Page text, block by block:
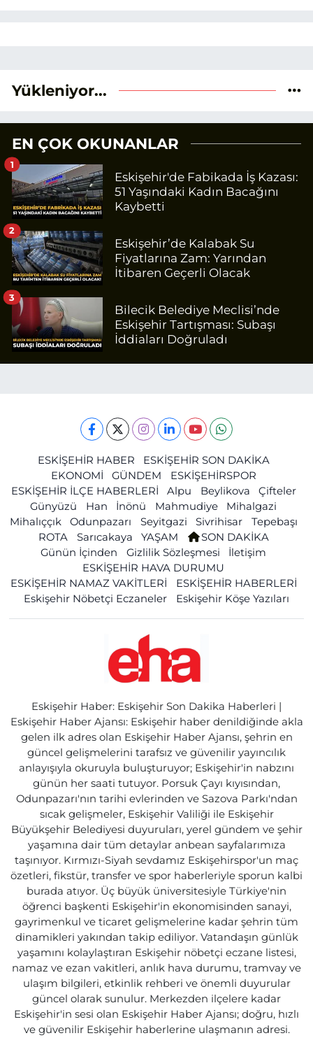
Yükleniyor...
EN ÇOK OKUNANLAR
Eskişehir'de Fabikada İş Kazası:
51 Yaşındaki Kadın Bacağını
Kaybetti
1
Eskişehir’de Kalabak Su
Fiyatlarına Zam: Yarından
İtibaren Geçerli Olacak
2
Bilecik Belediye Meclisi’nde
Eskişehir Tartışması: Subaşı
İddiaları Doğruladı
3
ESKİŞEHİR HABER
ESKİŞEHİR SON DAKİKA
EKONOMİ
GÜNDEM
ESKİŞEHİRSPOR
ESKİŞEHİR İLÇE HABERLERİ
Alpu Beylikova
Çifteler
Günyüzü
Han İnönü Mahmudiye
Mihalgazi
Mihalıççık
Odunpazarı Seyitgazi Sivrihisar
Tepebaşı
ROTA
Sarıcakaya YAŞAM
SON DAKİKA
Günün İçinden
Gizlilik Sözleşmesi
İletişim
ESKİŞEHİR HAVA DURUMU
ESKİŞEHİR NAMAZ VAKİTLERİ
ESKİŞEHİR HABERLERİ
Eskişehir Nöbetçi Eczaneler
Eskişehir Köşe Yazıları
Eskişehir Haber: Eskişehir Son Dakika Haberleri |
Eskişehir Haber Ajansı: Eskişehir haber denildiğinde akla
gelen ilk adres olan Eskişehir Haber Ajansı, şehrin en
güncel gelişmelerini tarafsız ve güvenilir yayıncılık
anlayışıyla okuruyla buluşturuyor; Eskişehir'in nabzını
günün her saati tutuyor. Porsuk Çayı kıyısından,
Odunpazarı'nın tarihi evlerinden ve Sazova Parkı'ndan
sıcak gelişmeler, Eskişehir Valiliği ile Eskişehir
Büyükşehir Belediyesi duyuruları, yerel gündem ve şehir
yaşamına dair tüm detaylar anbean sayfalarımıza
taşınıyor. Kırmızı-Siyah sevdamız Eskişehirspor'un maç
özetleri, fikstür, transfer ve spor haberleriyle sporun kalbi
burada atıyor. Üç büyük üniversitesiyle Türkiye'nin
öğrenci başkenti Eskişehir'in ekonomisinden sanayi,
gayrimenkul ve ticaret gelişmelerine kadar şehrin tüm
dinamikleri yakından takip ediliyor. Vatandaşın günlük
yaşamını kolaylaştıran Eskişehir nöbetçi eczane listesi,
namaz ve ezan vakitleri, anlık hava durumu, tramvay ve
ulaşım bilgileri, etkinlik rehberi ve önemli duyurular
güncel olarak sunulur. Merkezden ilçelere kadar
Eskişehir'in sesi olan Eskişehir Haber Ajansı; doğru, hızlı
ve güvenilir Eskişehir haberlerine ulaşmanın adresi.